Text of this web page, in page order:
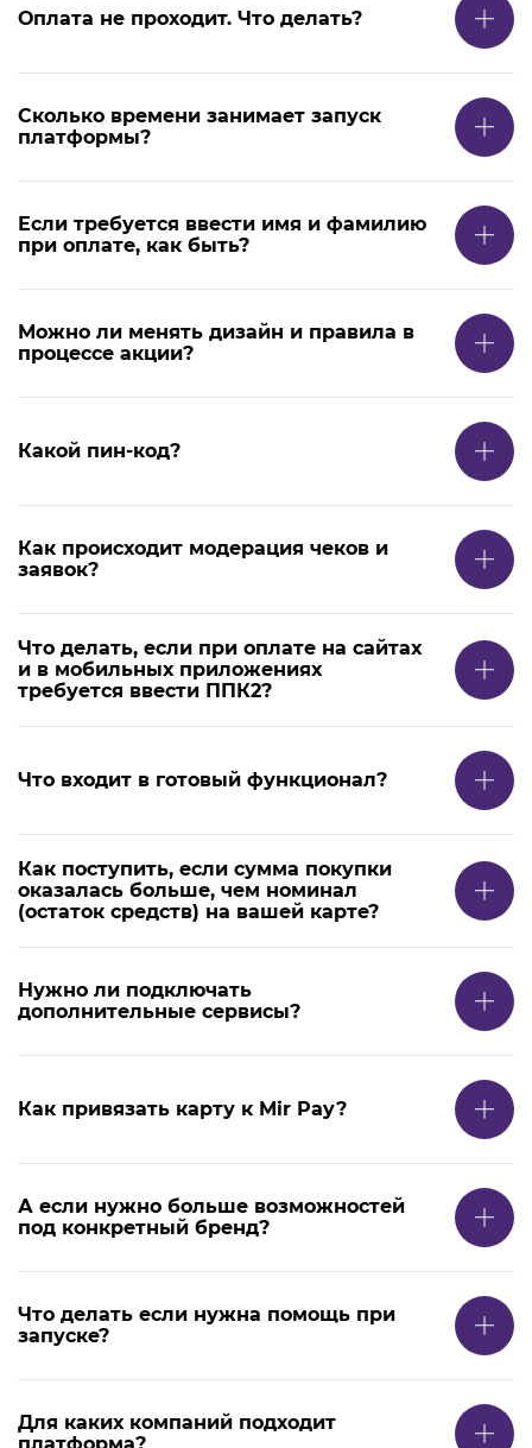
Оплата не проходит. Что делать?
Сколько времени занимает запуск
платформы?
Если требуется ввести имя и фамилию
при оплате, как быть?
Можно ли менять дизайн и правила в
процессе акции?
Какой пин-код?
Как происходит модерация чеков и
заявок?
Что делать, если при оплате на сайтах
и в мобильных приложениях
требуется ввести ППК2?
Что входит в готовый функционал?
Как поступить, если сумма покупки
оказалась больше, чем номинал
(остаток средств) на вашей карте?
Нужно ли подключать
дополнительные сервисы?
Как привязать карту к Mir Pay?
А если нужно больше возможностей
под конкретный бренд?
Что делать если нужна помощь при
запуске?
Для каких компаний подходит